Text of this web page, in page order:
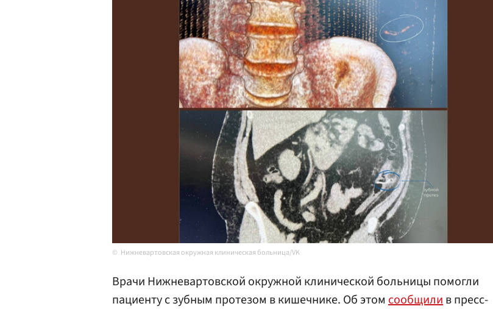
Нижневартовская окружная клиническая больница/VK
Врачи Нижневартовской окружной клинической больницы помогли
пациенту с зубным протезом в кишечнике. Об этом сообщилив пресс-